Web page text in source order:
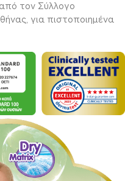
από τον Σύλλογο
για πιστοποιημένα